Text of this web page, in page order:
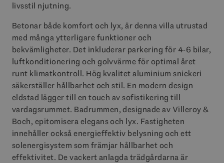
livsstil njutning.
Betonar både komfort och lyx, är denna villa utrustad
med många ytterligare funktioner och
bekvämligheter. Det inkluderar parkering för 4-6 bilar,
luftkonditionering och golvvärme för optimal året
runt klimatkontroll. Hög kvalitet aluminium snickeri
säkerställer hållbarhet och stil. En modern design
eldstad lägger till en touch av sofistikering till
vardagsrummet. Badrummen, designade av Villeroy &
Boch, epitomisera elegans och lyx. Fastigheten
innehåller också energieffektiv belysning och ett
solenergisystem som främjar hållbarhet och
effektivitet. De vackert anlagda trädgårdarna är